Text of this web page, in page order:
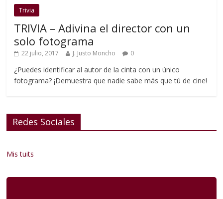
Trivia
TRIVIA – Adivina el director con un
solo fotograma
22 julio, 2017 J. Justo Moncho 0
¿Puedes identificar al autor de la cinta con un único
fotograma? ¡Demuestra que nadie sabe más que tú de cine!
Redes Sociales
Mis tuits